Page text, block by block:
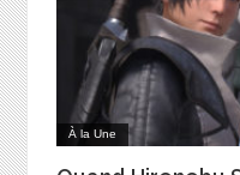
À la Une